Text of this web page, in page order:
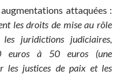
attaquées :
les droits de mise au rôle
juridictions judiciaires,
euros à 50 euros (une
les justices de paix et les